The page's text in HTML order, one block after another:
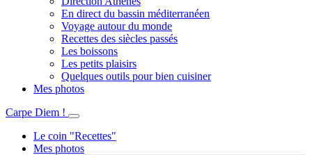
En direct du bassin méditerranéen
Voyage autour du monde
Recettes des siècles passés
Les boissons
Les petits plaisirs
Quelques outils pour bien cuisiner
Mes photos
Carpe Diem !
Le coin "Recettes"
Mes photos